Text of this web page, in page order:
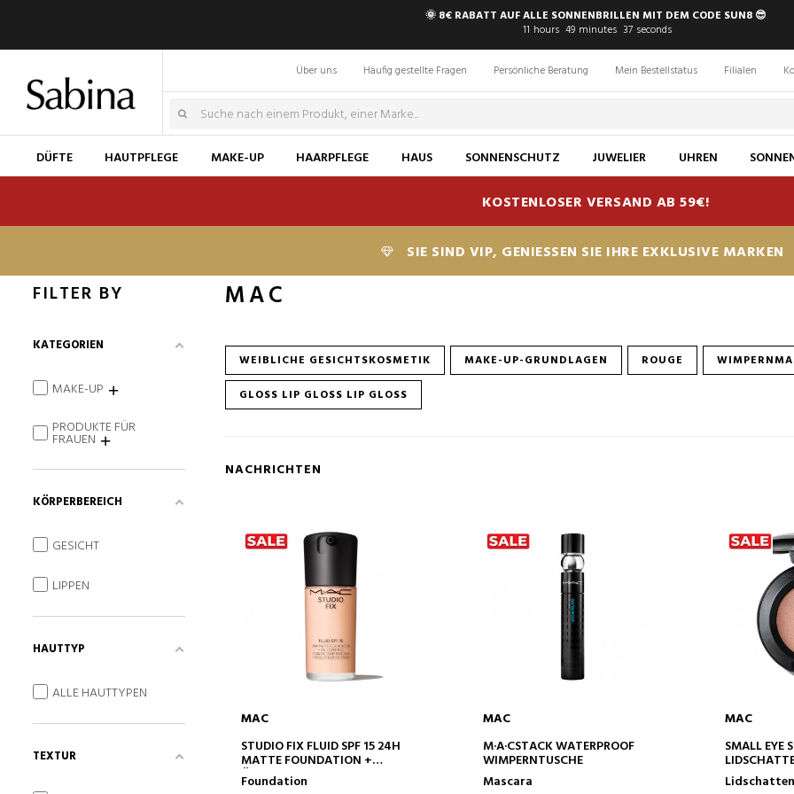
🌞 8€ RABATT AUF ALLE SONNENBRILLEN MIT DEM CODE SUN8 😎
11 hours 49 minutes 36 seconds
Über uns Häufig gestellte Fragen Persönliche Beratung Mein Bestellstatus Filialen
DÜFTE HAUTPFLEGE MAKE-UP HAARPFLEGE HAUS SONNENSCHUTZ JUWELIER UHREN
KOSTENLOSER VERSAND AB 59€!
SIE SIND VIP, GENIESSEN SIE IHRE EXKLUSIVE MARKEN
MAC
WEIBLICHE GESICHTSKOSMETIK MAKE-UP-GRUNDLAGEN ROUGE
GLOSS LIP GLOSS LIP GLOSS
NACHRICHTEN
IN DEN WARENKORB
MAC
STUDIO FIX FLUID SPF 15 24H
MATTE FOUNDATION +
ÖLKONTROLLE
MAKE-UP-BASIS
Foundation
IN DEN WARENKORB
MAC
M·A·CSTACK WATERPROOF
WIMPERNTUSCHE
Mascara
IN
MAC
SMALL EYE
Lidschatten
FILTER BY
KATEGORIEN
MAKE-UP
PRODUKTE FÜR
FRAUEN
KÖRPERBEREICH
GESICHT
LIPPEN
HAUTTYP
ALLE HAUTTYPEN
TEXTUR